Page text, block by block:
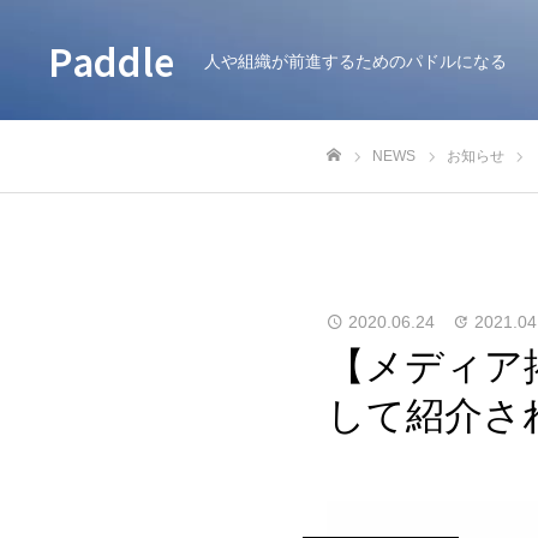
Paddle 人や組織が前進するためのパドルになる
NEWS お知らせ
2020.06.24
【メディ
して紹介